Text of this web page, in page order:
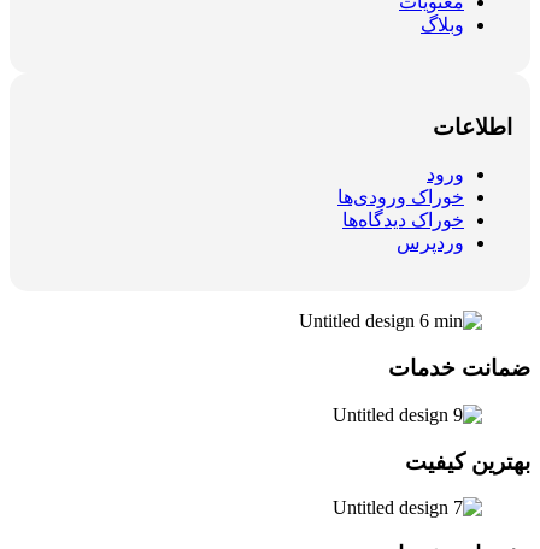
وبلاگ
اطلاعات
ورود
خوراک ورودی‌ها
خوراک دیدگاه‌ها
وردپرس
ضمانت خدمات
بهترین کیفیت